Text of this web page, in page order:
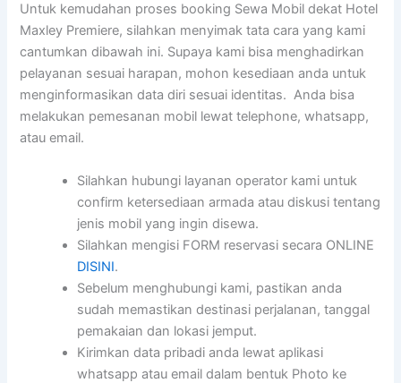
Untuk kemudahan proses booking Sewa Mobil dekat Hotel
Maxley Premiere, silahkan menyimak tata cara yang kami
cantumkan dibawah ini. Supaya kami bisa menghadirkan
pelayanan sesuai harapan, mohon kesediaan anda untuk
menginformasikan data diri sesuai identitas. Anda bisa
melakukan pemesanan mobil lewat telephone, whatsapp,
atau email.
Silahkan hubungi layanan operator kami untuk
confirm ketersediaan armada atau diskusi tentang
jenis mobil yang ingin disewa.
Silahkan mengisi FORM reservasi secara ONLINE
DISINI.
Sebelum menghubungi kami, pastikan anda
sudah memastikan destinasi perjalanan, tanggal
pemakaian dan lokasi jemput.
Kirimkan data pribadi anda lewat aplikasi
whatsapp atau email dalam bentuk Photo ke